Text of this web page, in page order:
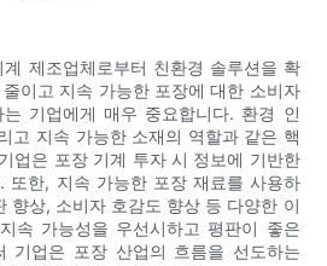
제조업체로부터 친환경 솔루션을 확
이고 지속 가능한 포장에 대한 소비자
기업에게 매우 중요합니다. 환경 인
고 지속 가능한 소재의 역할과 같은 핵
업은 포장 기계 투자 시 정보에 기반한
또한, 지속 가능한 포장 재료를 사용하
향상, 소비자 호감도 향상 등 다양한 이
속 가능성을 우선시하고 평판이 좋은
기업은 포장 산업의 흐름을 선도하는